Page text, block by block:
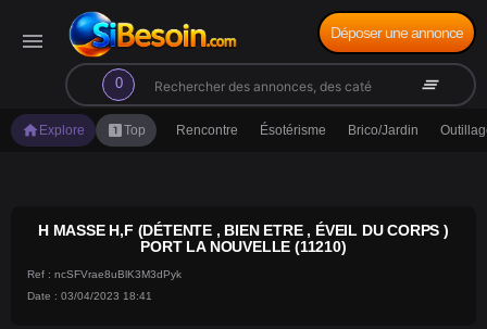
menu
0
search clear_all
Déposer une annonce
home Explore looks_oneTop Rencontre Ésotérisme Brico/Jardin
H MASSE H,F (DÉTENTE , BIEN ETRE , ÉVEIL DU CORPS )
PORT LA NOUVELLE (11210)
Ref : ncSFVrae8uBlK3M3dPyk
Date : 03/04/2023 18:41